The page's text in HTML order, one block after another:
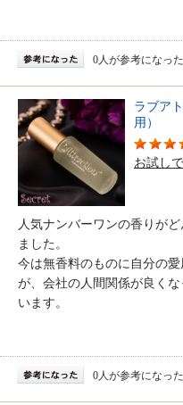
0人が参考になっ
ラブア
用）
お試し
人気ナンバーワンの香りが
ました。
今は無香料のものに自分の
が、会社の人間関係が良く
います。
0人が参考になっ